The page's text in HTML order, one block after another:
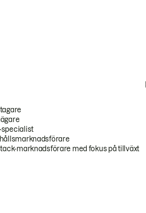
specialist
marknadsförare med fokus på tillväxt